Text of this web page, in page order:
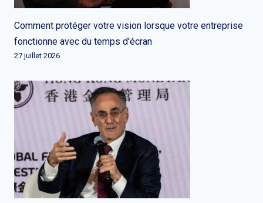
Comment protéger votre vision lorsque votre entreprise
fonctionne avec du temps d'écran
27 juillet 2026